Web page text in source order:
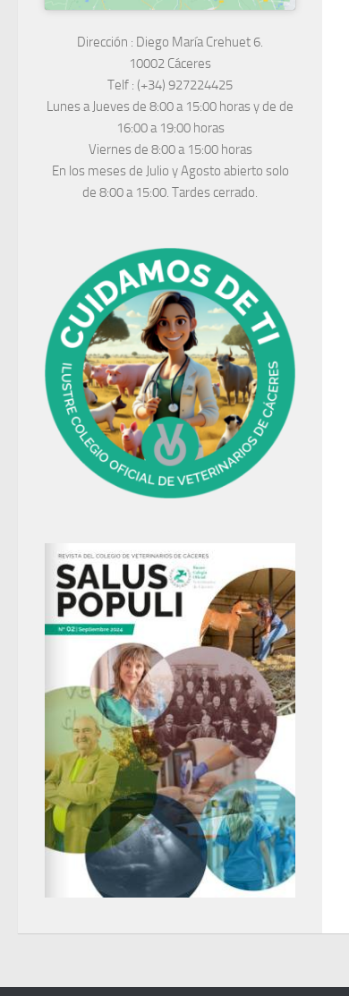
Dirección : Diego María Crehuet 6.
10002 Cáceres
Telf : (+34) 927224425
Lunes a Jueves de 8:00 a 15:00 horas y de de
16:00 a 19:00 horas
Viernes de 8:00 a 15:00 horas
En los meses de Julio y Agosto abierto solo
de 8:00 a 15:00. Tardes cerrado.